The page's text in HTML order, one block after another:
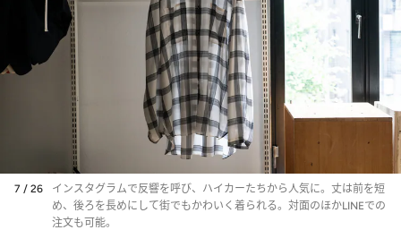
7 / 26
インスタグラムで反響を呼び、ハイカーたちから人気に。丈は前を短
め、後ろを長めにして街でもかわいく着られる。対面のほかLINEでの
注文も可能。